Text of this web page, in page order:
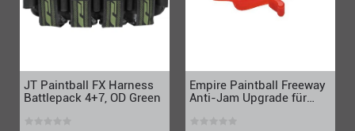
JT Paintball FX Harness
Battlepack 4+7, OD Green
Empire Paintball Freeway
Anti-Jam Upgrade für